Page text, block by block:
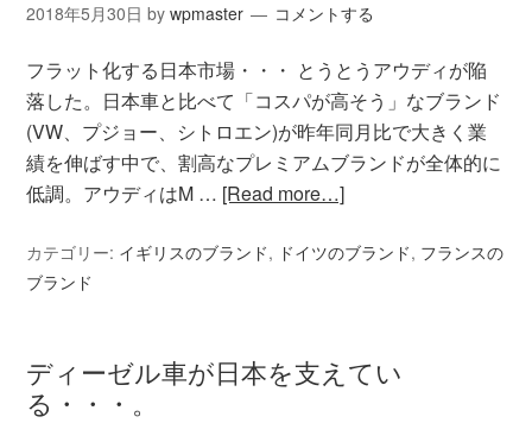
2018年5月30日 bywpmaster コメントする
フラット化する日本市場・・・ とうとうアウディが陥
落した。日本車と比べて「コスパが高そう」なブランド
(VW、プジョー、シトロエン)が昨年同月比で大きく業
績を伸ばす中で、割高なプレミアムブランドが全体的に
低調。アウディはM … [Read more…]
カテゴリー: イギリスのブランド, ドイツのブランド, フランスの
ブランド
ディーゼル車が日本を支えてい
る・・・。